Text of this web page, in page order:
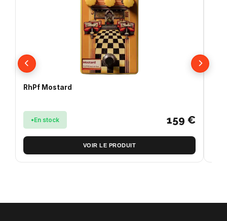
RhPf Mostard
En stock 159 €
VOIR LE PRODUIT